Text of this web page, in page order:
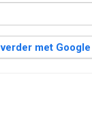
heeft
verder met Google